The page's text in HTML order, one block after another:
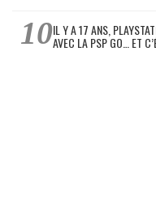
IL Y A 17 ANS,
AVEC LA PSP GO… ET